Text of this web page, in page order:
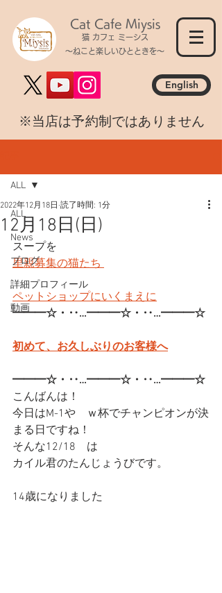
Cat Cafe Miysis
猫 カフェ ミーシス
～ねこと楽しいひとときを～
English
​※当店は予約制ではありません
ALL
News
ブログ
詳細プロフィール
動画
ALL
12月18日(日)
2022年12月18日 読了時間: 1分
スープを
里親募集の猫たち
ペットショップにいくまえに
━━━☆・‥…━━━☆・‥…━━━☆
初めて、お久しぶりのお客様へ
━━━☆・‥…━━━☆・‥…━━━☆
こんばんは！
今日はM-1や　ｗ杯でチャンピオンが決
まる日ですね！
そんな12/18　は
カイル君のたんじょうびです。
14歳になりました